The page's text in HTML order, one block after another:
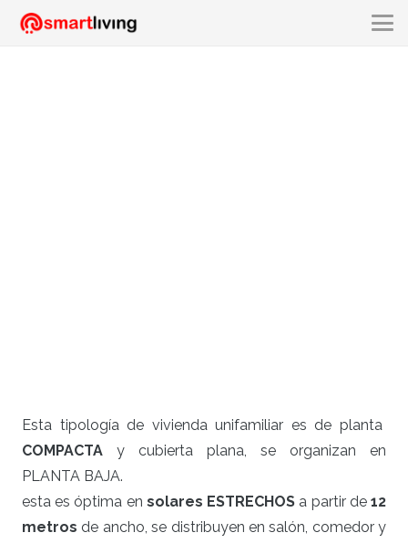
Esta tipología de vivienda unifamiliar es de planta
COMPACTA y cubierta plana, se organizan en
PLANTA BAJA.
esta es óptima en solares ESTRECHOS a partir de12
metros de ancho, se distribuyen en salón, comedor y